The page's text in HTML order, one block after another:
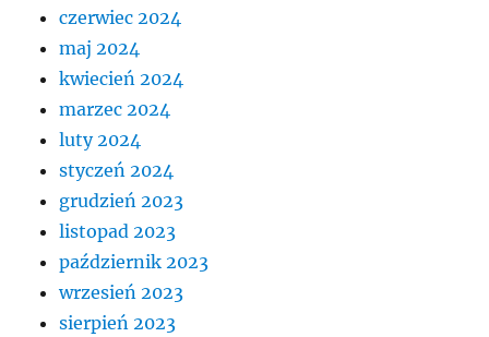
czerwiec 2024
maj 2024
kwiecień 2024
marzec 2024
luty 2024
styczeń 2024
grudzień 2023
listopad 2023
październik 2023
wrzesień 2023
sierpień 2023